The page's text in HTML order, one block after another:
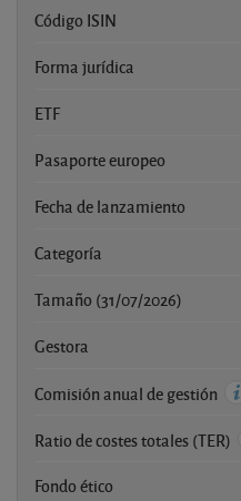
Código ISIN
Forma jurídica
ETF
Pasaporte europeo
Fecha de lanzamiento
Categoría
Tamaño (31/07/2026)
Gestora
Comisión anual de gestión
Ratio de costes totales (TER)
Fondo ético